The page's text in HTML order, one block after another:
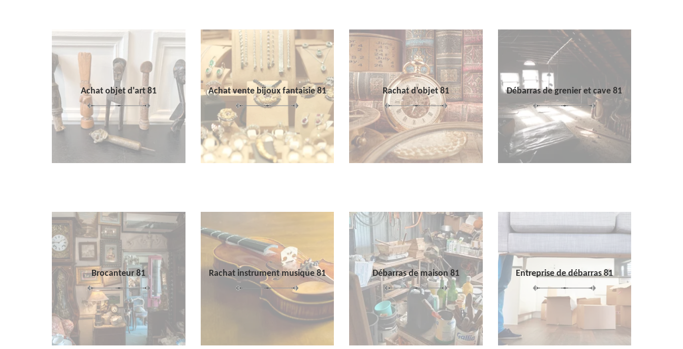
Achat objet d'art 81 Achat vente bijoux fantaisie 81 Rachat d'objet 81 Débarras de grenier et cave 81
Brocanteur 81 Rachat instrument musique 81 Débarras de maison 81 Entreprise de débarras 81